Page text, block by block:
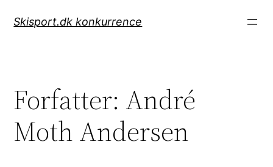
Skisport.dk konkurrence
Forfatter: André
Moth Andersen